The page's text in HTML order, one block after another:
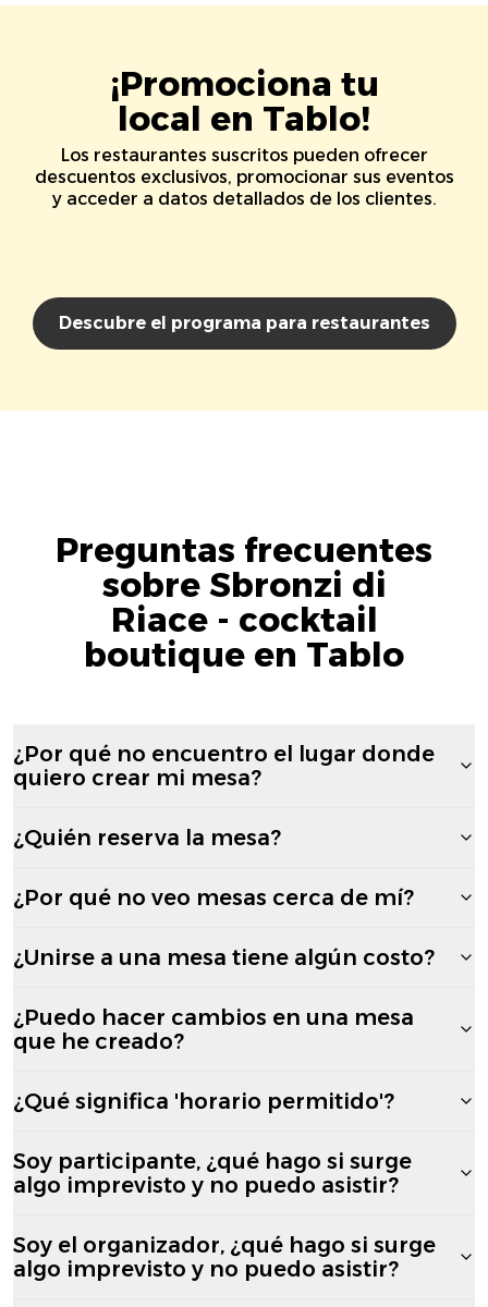
¡Promociona tu
local en Tablo!
Los restaurantes suscritos pueden ofrecer
descuentos exclusivos, promocionar sus eventos
y acceder a datos detallados de los clientes.
Descubre el programa para restaurantes
Preguntas frecuentes
sobre Sbronzi di
Riace - cocktail
boutique en Tablo
¿Por qué no encuentro el lugar donde
quiero crear mi mesa?
¿Quién reserva la mesa?
¿Por qué no veo mesas cerca de mí?
¿Unirse a una mesa tiene algún costo?
¿Puedo hacer cambios en una mesa
que he creado?
¿Qué significa 'horario permitido'?
Soy participante, ¿qué hago si surge
algo imprevisto y no puedo asistir?
Soy el organizador, ¿qué hago si surge
algo imprevisto y no puedo asistir?